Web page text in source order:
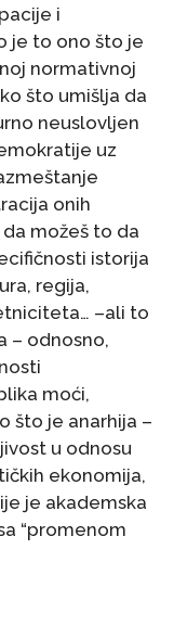
i
je to ono što je
normativnoj
što umišlja da
neuslovljen
uz
onih
možeš to da
istorija
regija,
–ali to
– odnosno,
moći,
što je anarhija –
u odnosu
ekonomija,
je akademska
“promenom